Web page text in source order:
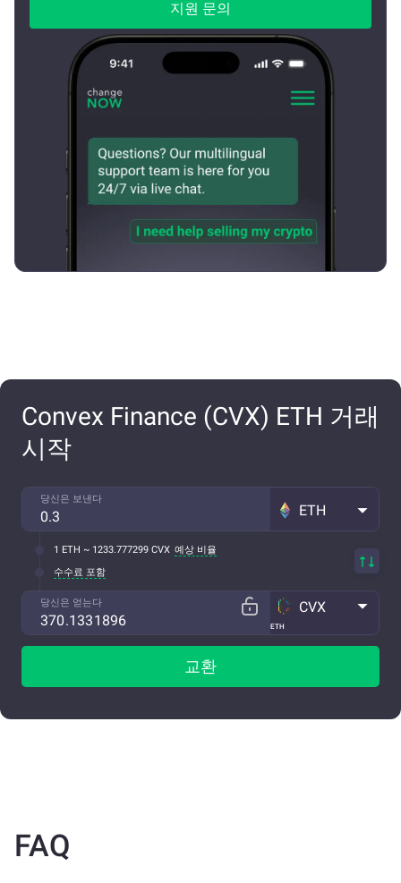
지원 문의
Convex Finance (CVX) ETH 거래
시작
당신은 보낸다
ETH
1 ETH ~ 1233.777299 CVX 예상 비율
수수료 포함
당신은 얻는다
ETH
CVX
교환
FAQ